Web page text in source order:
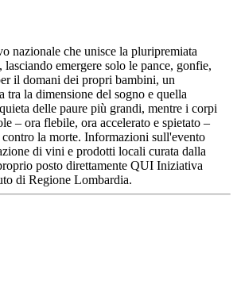
nazionale che unisce la pluripremiata
emergere solo le pance, gonfie,
il domani dei propri bambini, un
tra la dimensione del sogno e quella
delle paure più grandi, mentre i corpi
– ora flebile, ora accelerato e spietato –
la morte. Informazioni sull'evento
di vini e prodotti locali curata dalla
posto direttamente QUI Iniziativa
di Regione Lombardia.